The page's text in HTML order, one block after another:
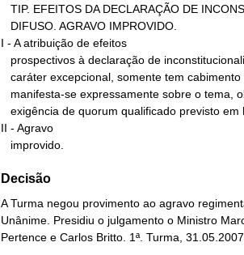
I - A atribuição de efeitos
II - Agravo
   improvido.
Decisão
A Turma negou provimento ao agravo
Unânime. Presidiu o julgamento o Ministro
Pertence e Carlos Britto. 1ª. Turma,